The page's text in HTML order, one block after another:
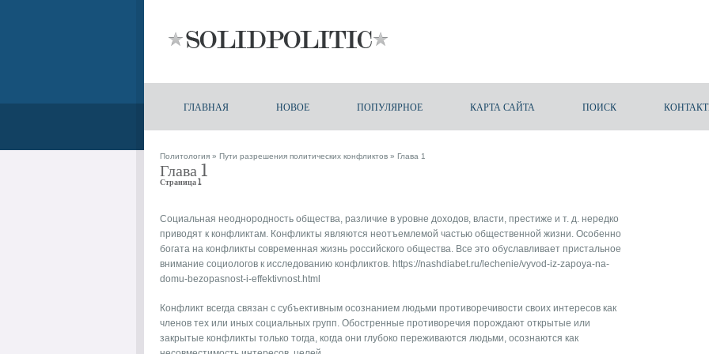
ГЛАВНАЯ НОВОЕ ПОПУЛЯРНОЕ КАРТА САЙТА ПОИСК
Политология » Пути разрешения политических конфликтов » Глава 1
Глава 1
Страница 1
Социальная неоднородность общества, различие в уровне доходов, власти, престиже и т. д. нередко
приводят к конфликтам. Конфликты являются неотъемлемой частью общественной жизни. Особенно
богата на конфликты современная жизнь российского общества. Все это обуславливает пристальное
внимание социологов к исследованию конфликтов. https://nashdiabet.ru/lechenie/vyvod-iz-zapoya-na-
domu-bezopasnost-i-effektivnost.html
Конфликт всегда связан с субъективным осознанием людьми противоречивости своих интересов как
членов тех или иных социальных групп. Обостренные противоречия порождают открытые или
закрытые конфликты только тогда, когда они глубоко переживаются людьми, осознаются как